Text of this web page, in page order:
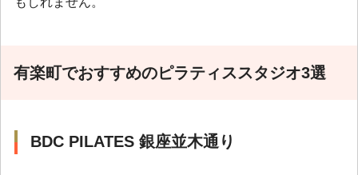
有楽町でおすすめのピラティススタジオ3選
BDC PILATES 銀座並木通り